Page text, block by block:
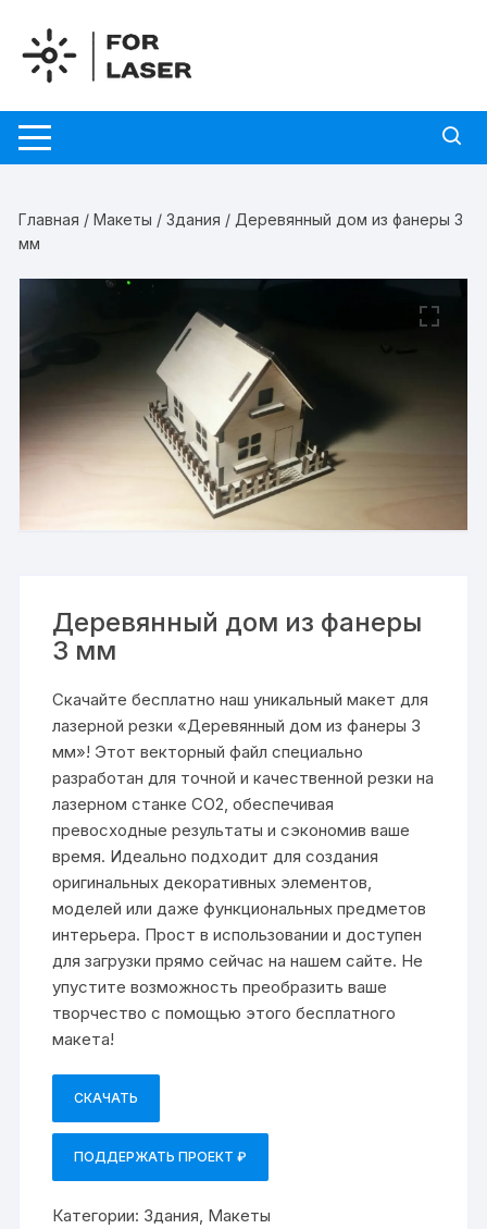
содержимому
Главная /Макеты /Здания / Деревянный дом из фанеры 3
мм
Деревянный дом из фанеры
3 мм
Скачайте бесплатно наш уникальный макет для
лазерной резки «Деревянный дом из фанеры 3
мм»! Этот векторный файл специально
разработан для точной и качественной резки на
лазерном станке СО2, обеспечивая
превосходные результаты и сэкономив ваше
время. Идеально подходит для создания
оригинальных декоративных элементов,
моделей или даже функциональных предметов
интерьера. Прост в использовании и доступен
для загрузки прямо сейчас на нашем сайте. Не
упустите возможность преобразить ваше
творчество с помощью этого бесплатного
макета!
СКАЧАТЬ
ПОДДЕРЖАТЬ ПРОЕКТ ₽
Категории: Здания, Макеты